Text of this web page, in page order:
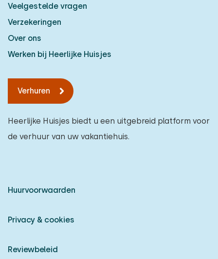
Veelgestelde vragen
Verzekeringen
Over ons
Werken bij Heerlijke Huisjes
Verhuren
Heerlijke Huisjes biedt u een uitgebreid platform voor
de verhuur van uw vakantiehuis.
Huurvoorwaarden
Privacy & cookies
Reviewbeleid